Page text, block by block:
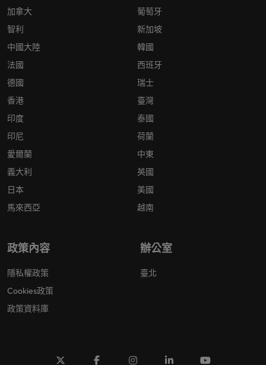
加拿大
智利
中國大陸
法國
德國
香港
印度
印尼
愛爾蘭
義大利
日本
馬來西亞
葡萄牙
新加坡
韓國
西班牙
瑞士
臺灣
泰國
荷蘭
中東
英國
美國
越南
政策內容
隱私權政策
Cookies政策
政策資料庫
辦公室
臺北